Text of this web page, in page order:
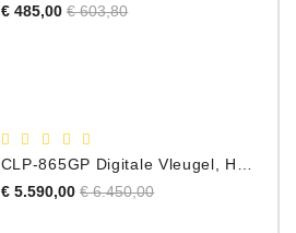
€ 485,00 Normale
€ 603,80Prijs
€ 5.590,00 Normale
€ 6.450,00Prijs